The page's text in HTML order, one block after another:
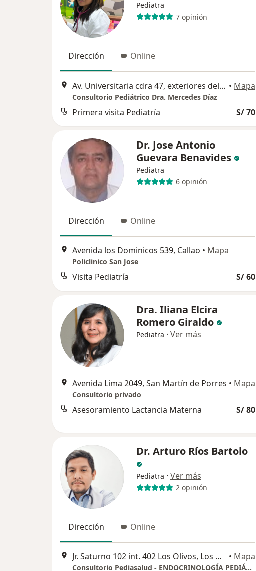
Pediatra
7 opinión
Dirección Online
Av. Universitaria cdra 47, exteriores del Mercado Merprolima, tienda 101, 3er piso, Los Olivos • Mapa
Consultorio Pediátrico Dra. Mercedes Díaz
Primera visita Pediatría S/ 70
Dr. Jose Antonio
Guevara Benavides
Pediatra
6 opinión
Dirección Online
Avenida los Dominicos 539, Callao • Mapa
Policlinico San Jose
Visita Pediatría S/ 60
Dra. Iliana Elcira
Romero Giraldo
Pediatra · Ver más
Avenida Lima 2049, San Martín de Porres • Mapa
Consultorio privado
Asesoramiento Lactancia Materna S/ 80
Dr. Arturo Ríos Bartolo
Pediatra · Ver más
2 opinión
Dirección Online
Jr. Saturno 102 int. 402 Los Olivos, Los Olivos • Mapa
Consultorio Pediasalud - ENDOCRINOLOGÍA PEDIÁTRICA